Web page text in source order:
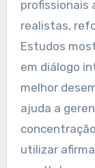
pode
e o
O diálogo
motivação e
mentalidade
profissionais
realistas,